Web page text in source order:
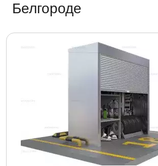
Белгороде